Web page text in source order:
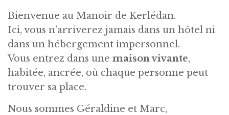
Bienvenue au Manoir de Kerlédan.
Ici, vous n’arriverez jamais dans un hôtel ni
dans un hébergement impersonnel.
Vous entrez dans une maison vivante,
habitée, ancrée, où chaque personne peut
trouver sa place.
Nous sommes Géraldine et Marc,